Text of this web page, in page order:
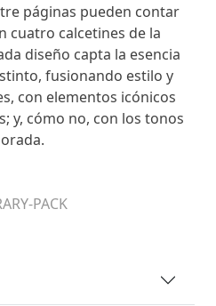
páginas pueden contar
cuatro calcetines de la
diseño capta la esencia
fusionando estilo y
con elementos icónicos
y, cómo no, con los tonos
PACK